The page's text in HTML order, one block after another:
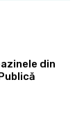
din